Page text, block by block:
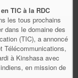
TIC à la RDC
les tous prochains
dans le domaine des
(TIC), a annoncé
Télécommunications,
à Kinshasa avec
en mission de